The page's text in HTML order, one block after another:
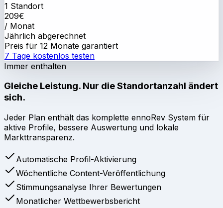
1 Standort
209€
/ Monat
Jährlich abgerechnet
Preis für 12 Monate garantiert
7 Tage kostenlos testen
Immer enthalten
Gleiche Leistung. Nur die Standortanzahl ändert
sich.
Jeder Plan enthält das komplette ennoRev System für
aktive Profile, bessere Auswertung und lokale
Markttransparenz.
Automatische Profil-Aktivierung
Wöchentliche Content-Veröffentlichung
Stimmungsanalyse Ihrer Bewertungen
Monatlicher Wettbewerbsbericht